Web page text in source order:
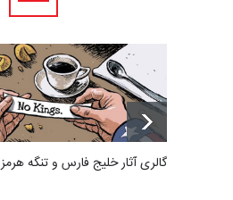
گالری آثار خلیج فارس و تنگه هرمز